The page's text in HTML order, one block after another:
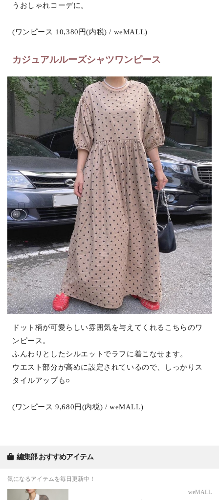
うおしゃれコーデに。
(ワンピース 10,380円(内税) / weMALL)
カジュアルルーズシャツワンピース
ドット柄が可愛らしい雰囲気を与えてくれるこちらのワ
ンピース。
ふんわりとしたシルエットでラフに着こなせます。
ウエスト部分が高めに設定されているので、しっかりス
タイルアップも○
(ワンピース 9,680円(内税) / weMALL)
編集部 おすすめアイテム
気になるアイテムを毎日更新中！
weMALL